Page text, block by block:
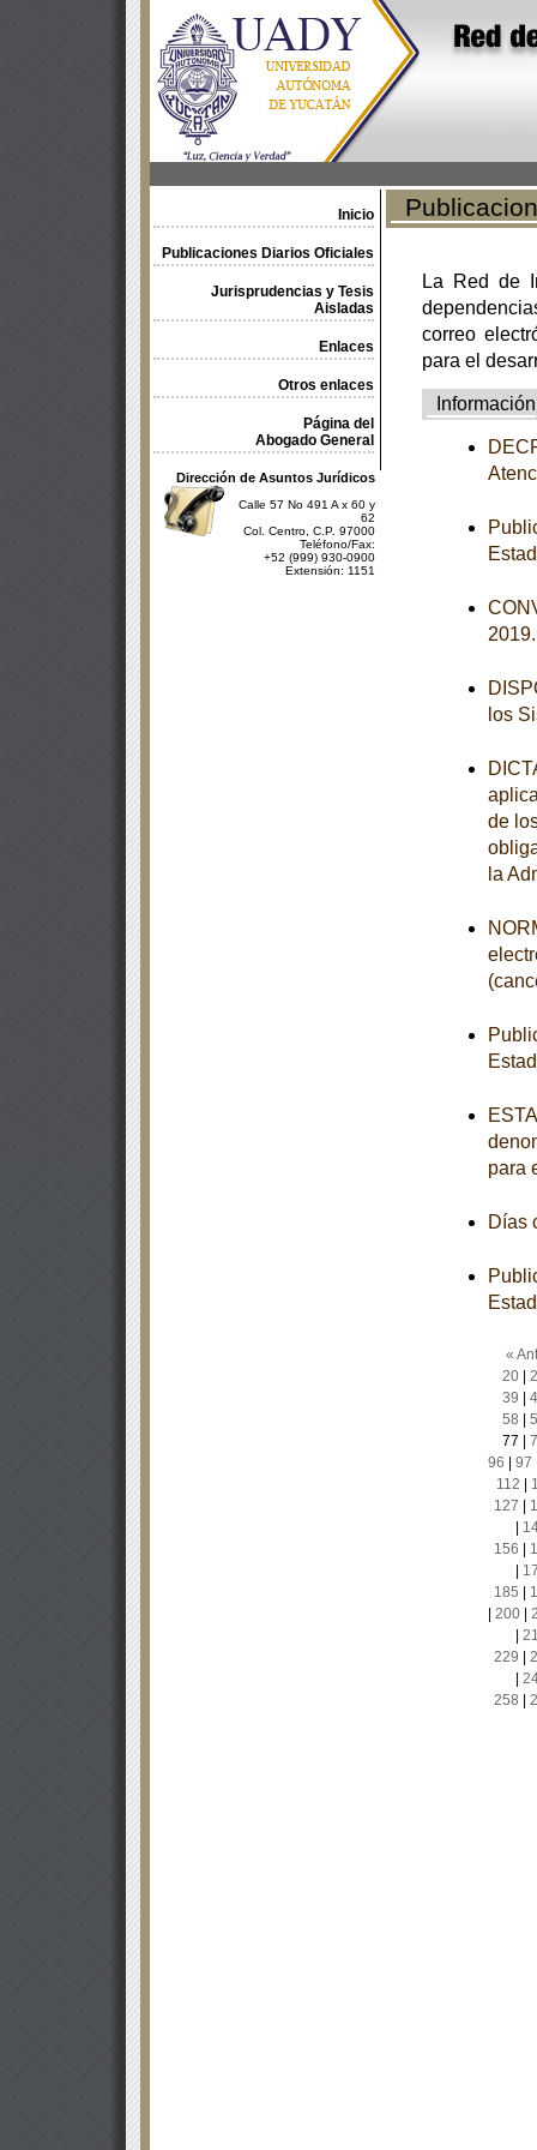
Inicio
Publicaciones Diarios Oficiales
Jurisprudencias y Tesis
Aisladas
Enlaces
Otros enlaces
Página del
Abogado General
Dirección de Asuntos Jurídicos
Calle 57 No 491 A x 60 y
62
Col. Centro, C.P. 97000
Teléfono/Fax:
+52 (999) 930-0900
Extensión: 1151
La Red de
correo
para el
Información
los
de
la
para
Días
«
20|
39
58
77
96
97
112
127
156
185
200|
229
258